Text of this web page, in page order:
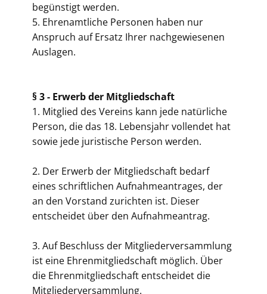
begünstigt werden.
5. Ehrenamtliche Personen haben nur
Anspruch auf Ersatz Ihrer nachgewiesenen
Auslagen.
§ 3 - Erwerb der Mitgliedschaft
1. Mitglied des Vereins kann jede natürliche
Person, die das 18. Lebensjahr vollendet hat
sowie jede juristische Person werden.
2. Der Erwerb der Mitgliedschaft bedarf
eines schriftlichen Aufnahmeantrages, der
an den Vorstand zurichten ist. Dieser
entscheidet über den Aufnahmeantrag.
3. Auf Beschluss der Mitgliederversammlung
ist eine Ehrenmitgliedschaft möglich. Über
die Ehrenmitgliedschaft entscheidet die
Mitgliederversammlung.